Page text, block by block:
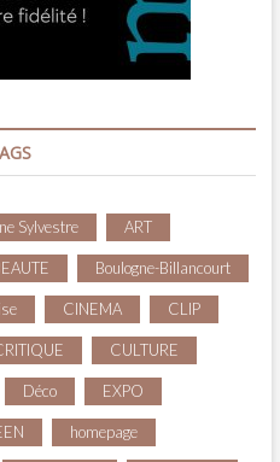
Sylvestre ART
Boulogne-Billancourt
CINEMA CLIP
CULTURE
Déco EXPO
homepage